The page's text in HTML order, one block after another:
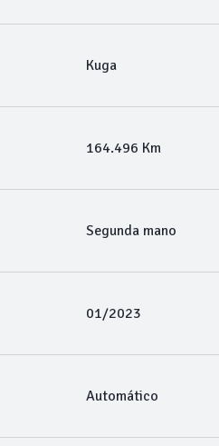
Kuga
164.496 Km
Segunda mano
01/2023
Automático